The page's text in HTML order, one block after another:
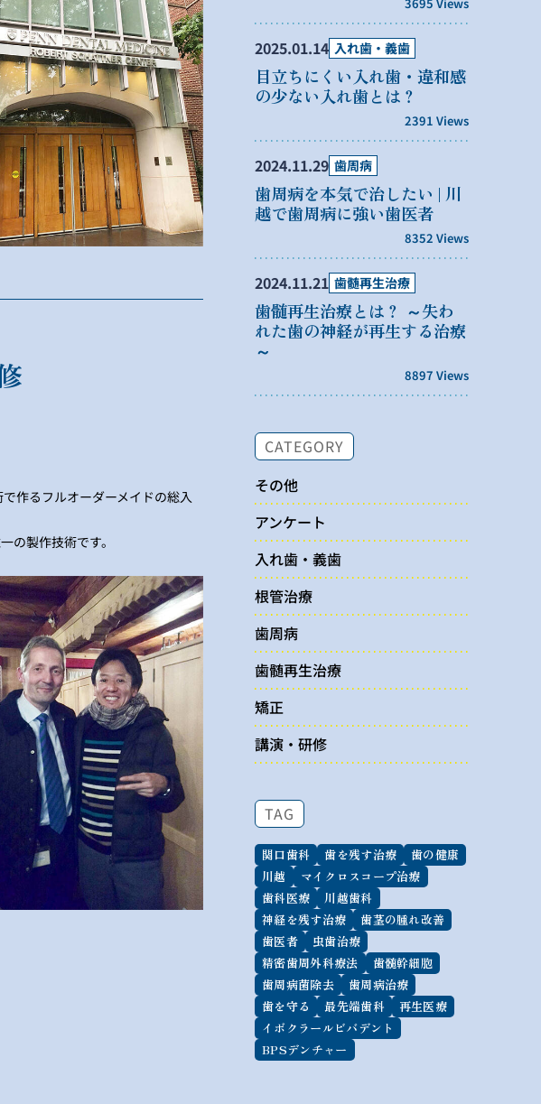
作るフルオーダーメイドの総入
の製作技術です。
2025.01.14 入れ歯・義歯
目立ちにくい入れ歯・違和感
の少ない入れ歯とは？
2391 Views
2024.11.29 歯周病
歯周病を本気で治したい | 川
越で歯周病に強い歯医者
8352 Views
2024.11.21 歯髄再生治療
歯髄再生治療とは？ ～失わ
れた歯の神経が再生する治療
～
8897 Views
CATEGORY
その他
アンケート
入れ歯・義歯
根管治療
歯周病
歯髄再生治療
矯正
講演・研修
TAG
関口歯科 歯を残す治療
歯の健康
川越
マイクロスコープ治療
歯科医療
川越歯科
神経を残す治療
歯茎の腫れ改善
歯医者
虫歯治療
精密歯周外科療法
歯髄幹細胞
歯周病菌除去
歯周病治療
歯を守る
最先端歯科
再生医療
イボクラールビバデント
BPSデンチャー